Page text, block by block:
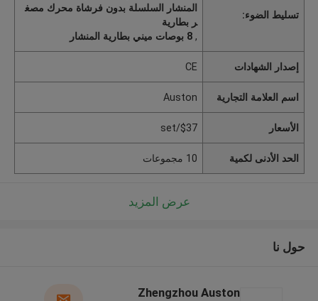
تسليط الضوء:
المنشار السلسلة بدون فرشاة محرك مصغ
ر بطارية
,8 بوصات ميني بطارية المنشار
إصدار الشهادات CE
اسم العلامة التجارية Auston
الأسعار $37/set
الحد الأدنى لكمية 10 مجموعات
عرض المزيد
حول نا
Zhengzhou Auston